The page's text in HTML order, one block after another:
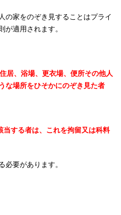
の家をのぞき見することはプライ
が適用されます。
居、浴場、更衣場、便所その他人
な場所をひそかにのぞき見た者
する者は、これを拘留又は科料
必要があります。